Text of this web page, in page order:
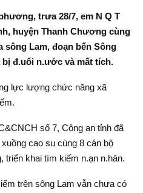
trưa 28/7, em N Q T
huyện Thanh Chương cùng
Lam, đoạn bến Sông
bị đ.uối n.ước và mất tích.
lực lượng chức năng xã
số 7, Công an tỉnh đã
cao su cùng 8 cán bộ
triển khai tìm kiếm n.ạn n.hân.
trên sông Lam vẫn chưa có